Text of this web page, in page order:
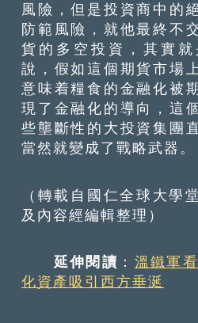
風險，但是投資商中的
防範風險，就他最終不
貨的多空投資，其實
說，假如這個期貨市場
意味着糧食的金融化被
現了金融化的導向，這
些壟斷性的大投資集團
當然就變成了戰略武器。
（轉載自國仁全球大學
及內容經編輯整理）
延伸閱讀 ： 溫鐵軍
化資產吸引西方垂涎